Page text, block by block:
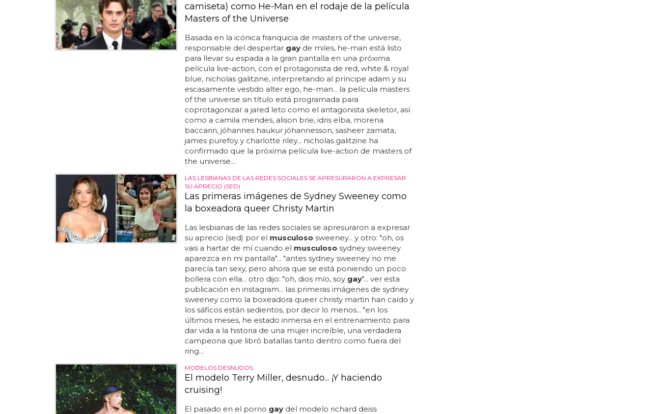
camiseta) como He-Man en el rodaje de la película
Masters of the Universe
Basada en la icónica franquicia de masters of the universe,
responsable del despertar gayde miles, he-man está listo
para llevar su espada a la gran pantalla en una próxima
película live-action, con el protagonista de red, white & royal
blue, nicholas galitzine, interpretando al príncipe adam y su
escasamente vestido alter ego, he-man... la película masters
of the universe sin título está programada para
coprotagonizar a jared leto como el antagonista skeletor, así
como a camila mendes, alison brie, idris elba, morena
baccarin, jóhannes haukur jóhannesson, sasheer zamata,
james purefoy y charlotte riley... nicholas galitzine ha
confirmado que la próxima película live-action de masters of
the universe...
LAS LESBIANAS DE LAS REDES SOCIALES SE APRESURARON A EXPRESAR
SU APRECIO (SED)
Las primeras imágenes de Sydney Sweeney como
la boxeadora queer Christy Martin
Las lesbianas de las redes sociales se apresuraron a expresar
su aprecio (sed) por el musculoso sweeney... y otro: "oh, os
vais a hartar de mí cuando el musculoso sydney sweeney
aparezca en mi pantalla"... "antes sydney sweeney no me
parecía tan sexy, pero ahora que se está poniendo un poco
bollera con ella... otro dijo: "oh, dios mío, soy gay"... ver esta
publicación en instagram... las primeras imágenes de sydney
sweeney como la boxeadora queer christy martin han caído y
los sáficos están sedientos, por decir lo menos... "en los
últimos meses, he estado inmersa en el entrenamiento para
dar vida a la historia de una mujer increíble, una verdadera
campeona que libró batallas tanto dentro como fuera del
ring...
MODELOS DESNUDOS
El modelo Terry Miller, desnudo... ¡Y haciendo
cruising!
El pasado en el porno gaydel modelo richard deiss